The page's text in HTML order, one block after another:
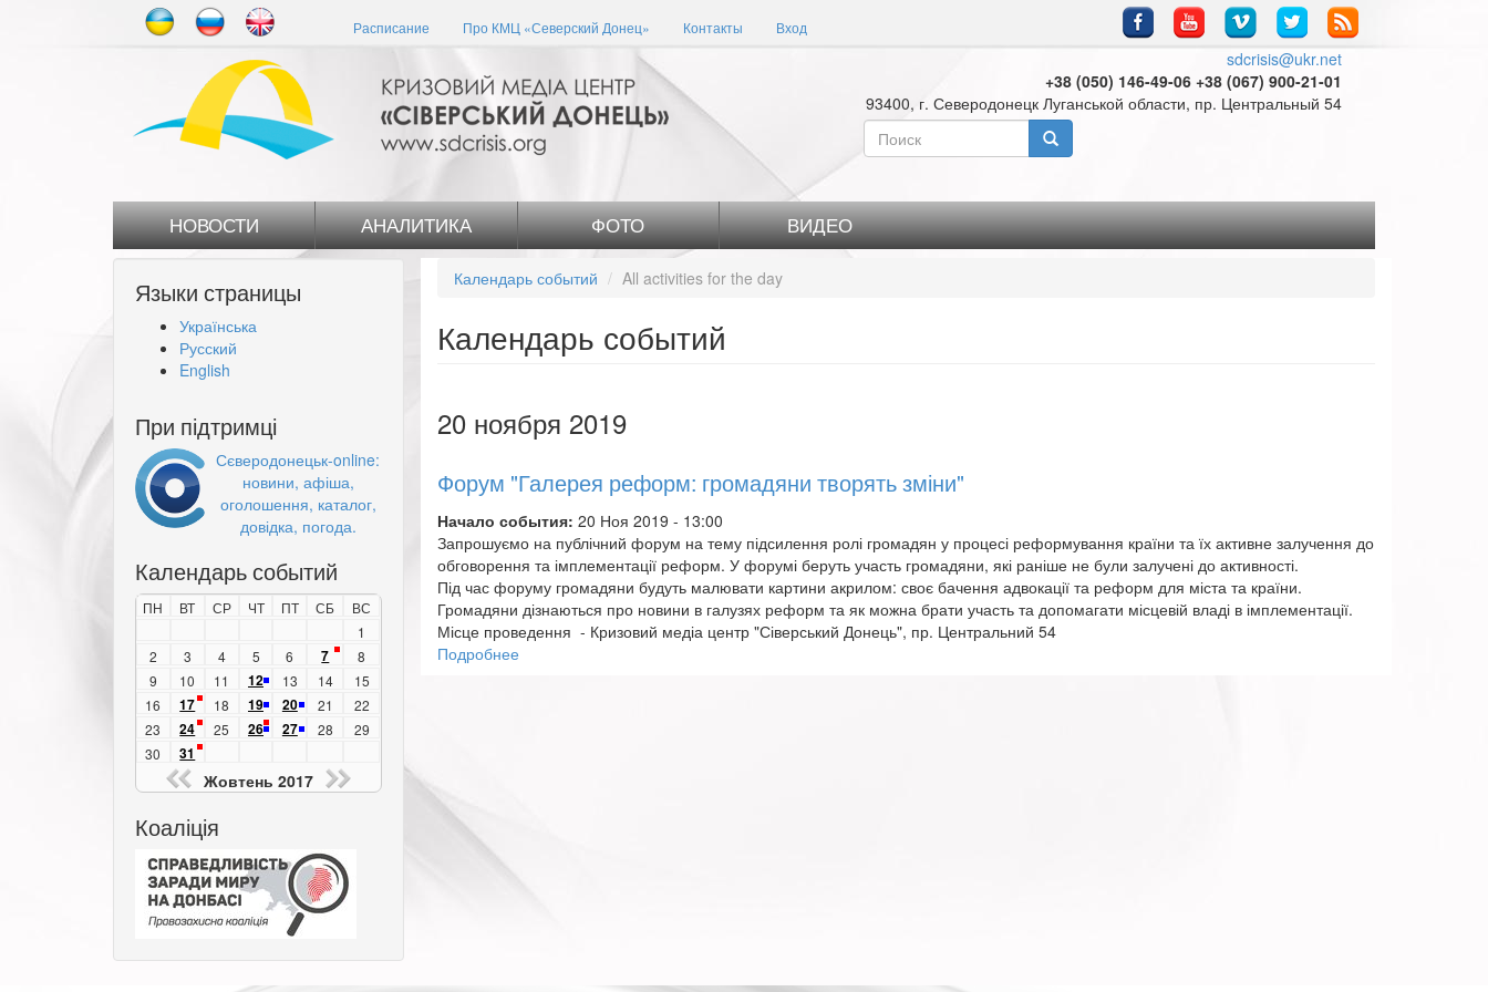
Расписание Про КМЦ «Северский Донец» Контакты Вход
sdcrisis@ukr.net
+38 (050) 146-49-06 +38 (067) 900-21-01
93400, г. Северодонецк Луганськой области, пр. Центральный 54
Форма
поиска
НОВОСТИ АНАЛИТИКА ФОТО ВИДЕО
Языки страницы
Українська
Русский
English
При підтримці
Сєверодонецьк-online:
новини, афіша,
оголошення, каталог,
довідка, погода.
Календарь событий
ПН ВТ СР ЧТ ПТ СБ
ВС
1
2
3 4 5 6 7
8
9
10 11 12 13 14
15
16
17 18 19 20 21
22
23
24 25 26 27 28
29
30
31
Жовтень 2017
Коаліція
Календарь событий All activities for the day
Календарь событий
20 ноября 2019
Форум "Галерея реформ: громадяни творять зміни"
Начало события: 20 Ноя 2019 - 13:00
Запрошуємо на публічний форум на тему підсилення ролі громадян у процесі реформування країни та їх активне залучення до
обговорення та імплементації реформ. У форумі беруть участь громадяни, які раніше не були залучені до активності.
Під час форуму громадяни будуть малювати картини акрилом: своє бачення адвокації та реформ для міста та країни.
Громадяни дізнаються про новини в галузях реформ та як можна брати участь та допомагати місцевій владі в імплементації.
Місце проведення - Кризовий медіа центр "Сіверський Донець", пр. Центральний 54
Подробнее